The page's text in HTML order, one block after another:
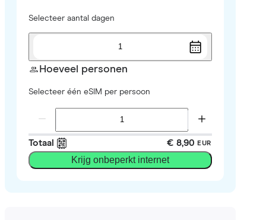
Selecteer aantal dagen
1
Hoeveel personen
Selecteer één eSIM per persoon
Totaal € 8,90 EUR
Krijg onbeperkt internet